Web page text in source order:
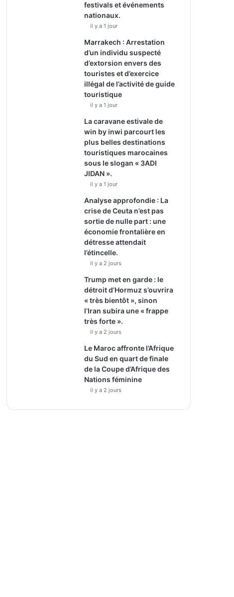
festivals et événements
nationaux.
il y a 1 jour
Marrakech : Arrestation
d’un individu suspecté
d’extorsion envers des
touristes et d’exercice
illégal de l’activité de guide
touristique
il y a 1 jour
La caravane estivale de
win by inwi parcourt les
plus belles destinations
touristiques marocaines
sous le slogan « 3ADI
JIDAN ».
il y a 1 jour
Analyse approfondie : La
crise de Ceuta n’est pas
sortie de nulle part : une
économie frontalière en
détresse attendait
l’étincelle.
il y a 2 jours
Trump met en garde : le
détroit d’Hormuz s’ouvrira
« très bientôt », sinon
l’Iran subira une « frappe
très forte ».
il y a 2 jours
Le Maroc affronte l’Afrique
du Sud en quart de finale
de la Coupe d’Afrique des
Nations féminine
il y a 2 jours